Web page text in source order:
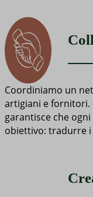
Coordiniamo un
artigiani e fornitori.
garantisce che
obiettivo: tradurre